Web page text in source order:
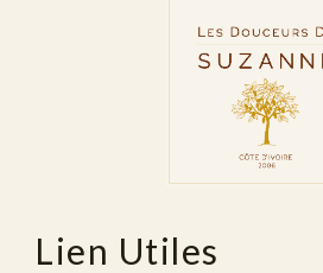
Lien Utiles